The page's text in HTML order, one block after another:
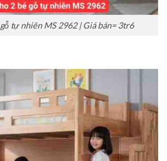
tự nhiên MS 2962 | Giá bán= 3tr6